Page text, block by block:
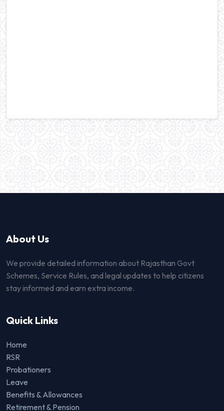
About Us
We provide detailed information about Rajasthan Govt
Schemes, Service Rules, and legal updates to help citizens
stay informed and earn extra income.
Quick Links
Home
RSR
Probationers
Leave
Benefits & Allowances
Retirement & Pension